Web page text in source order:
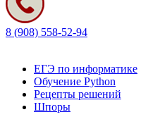
8 (908) 558-52-94
ЕГЭ по информатике
Обучение Python
Рецепты решений
Шпоры